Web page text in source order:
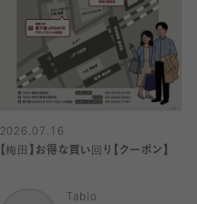
2026.07.16
【梅田】お得な買い回り【クーポン】
Tabio